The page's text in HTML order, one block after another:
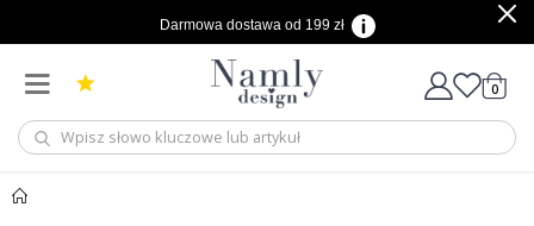
Darmowa dostawa od 199 zł
Cart
0